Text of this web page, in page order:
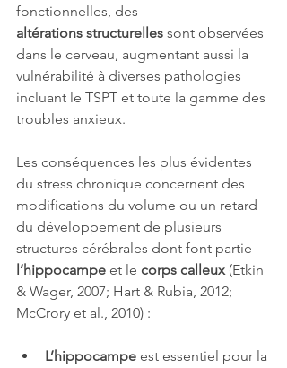
fonctionnelles, des
altérations structurelles sont observées
dans le cerveau, augmentant aussi la
vulnérabilité à diverses pathologies
incluant le TSPT et toute la gamme des
troubles anxieux.
Les conséquences les plus évidentes
du stress chronique concernent des
modifications du volume ou un retard
du développement de plusieurs
structures cérébrales dont font partie
l’hippocampe et le corps calleux (Etkin
& Wager, 2007; Hart & Rubia, 2012;
McCrory et al., 2010) :
L’hippocampe est essentiel pour la